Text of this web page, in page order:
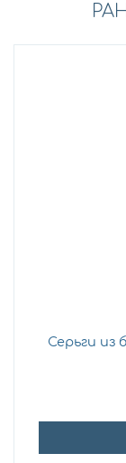
Серьги из